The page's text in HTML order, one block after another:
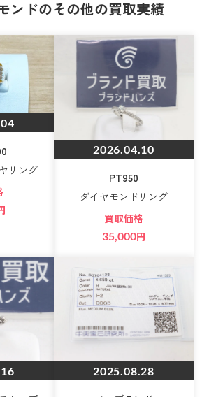
ンドのその他の買取実績
リング
2026.04.10
PT950
ダイヤモンドリング
買取価格
35,000円
2025.08.28